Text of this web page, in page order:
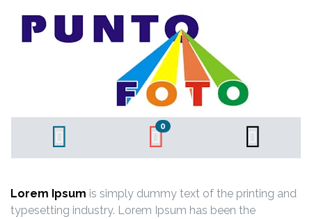
0
Lorem Ipsum is simply dummy text of the printing and
typesetting industry. Lorem Ipsum has been the